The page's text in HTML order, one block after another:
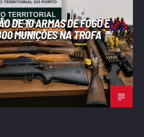
DE 10 ARMAS DE FOGO E
MUNIÇÕES NA TROFA